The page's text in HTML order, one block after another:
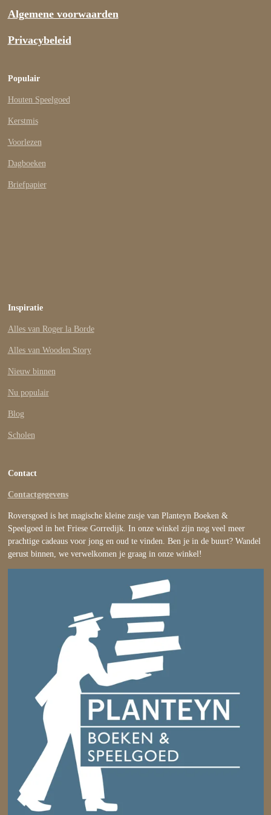
Algemene voorwaarden
Privacybeleid
Populair
Houten Speelgoed
Kerstmis
Voorlezen
Dagboeken
Briefpapier
Inspiratie
Alles van Roger la Borde
Alles van Wooden Story
Nieuw binnen
Nu populair
Blog
Scholen
Contact
Contactgegevens
Roversgoed is het magische kleine zusje van Planteyn Boeken &
Speelgoed in het Friese Gorredijk. In onze winkel zijn nog veel meer
prachtige cadeaus voor jong en oud te vinden. Ben je in de buurt? Wandel
gerust binnen, we verwelkomen je graag in onze winkel!